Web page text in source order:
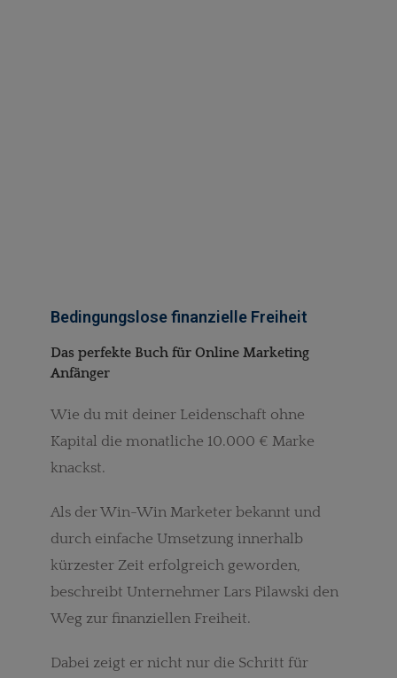
Bedingungslose finanzielle Freiheit
Das perfekte Buch für Online Marketing
Anfänger
Wie du mit deiner Leidenschaft ohne
Kapital die monatliche 10.000 € Marke
knackst.
Als der Win-Win Marketer bekannt und
durch einfache Umsetzung innerhalb
kürzester Zeit erfolgreich geworden,
beschreibt Unternehmer Lars Pilawski den
Weg zur finanziellen Freiheit.
Dabei zeigt er nicht nur die Schritt für